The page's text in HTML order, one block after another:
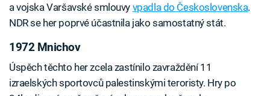
a vojska Varšavské smlouvy vpadla do Československa.
NDR se her poprvé účastnila jako samostatný stát.
1972 Mnichov
Úspěch těchto her zcela zastínilo zavraždění 11
izraelských sportovců palestinskými teroristy. Hry po